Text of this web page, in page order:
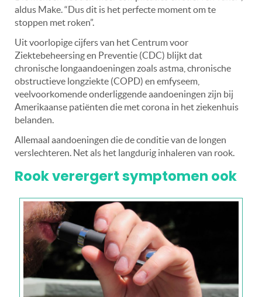
aldus Make. “Dus dit is het perfecte moment om te
stoppen met roken”.
Uit voorlopige cijfers van het Centrum voor
Ziektebeheersing en Preventie (CDC) blijkt dat
chronische longaandoeningen zoals astma, chronische
obstructieve longziekte (COPD) en emfyseem,
veelvoorkomende onderliggende aandoeningen zijn bij
Amerikaanse patiënten die met corona in het ziekenhuis
belanden.
Allemaal aandoeningen die de conditie van de longen
verslechteren. Net als het langdurig inhaleren van rook.
Rook verergert symptomen ook